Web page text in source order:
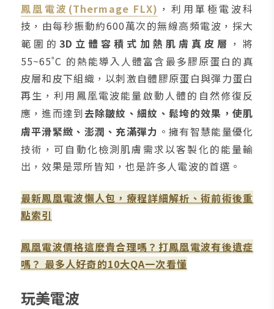
鳳凰電波(Thermage FLX) ，利用單極電波科
技，由每秒振動約600萬次的無線高頻電波，採大
範圍的 3D立體容積式加熱肌膚真皮層 ，將
55~65˚C 的熱能導入人體富含最多膠原蛋白的真
皮層和皮下組織，以刺激自體膠原蛋白與彈力蛋白
再生，利用鳳凰電波能量啟動人體的自然修復反
應，進而達到去除皺紋、細紋、鬆垮的效果，使肌
膚平滑緊緻、澎潤、充滿彈力 。擁有智慧能量優化
技術，可自動化檢測肌膚需求以客製化的能量輸
出，效果是眾所皆知，也是許多人電波的首選。
最新鳳凰電波懶人包，療程詳細解析、術前術後重
點索引
鳳凰電波價格這麼貴合理嗎？打鳳凰電波有後遺症
嗎？ 最多人好奇的10大QA一次看懂
玩美電波